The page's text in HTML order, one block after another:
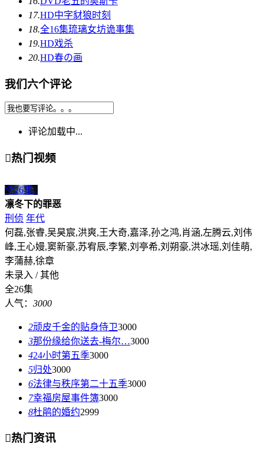
17.HD中字豺狼时刻
18.全16集琉璃女坊诡事集
19.HD戏杀
20.HD春の画
我们六个评论
评论加载中...
热门视频
全26集1
凛冬下的罪恶
刑侦 年代
何磊,张睿,吴昊宸,洪爽,王大奇,嘉泽,孙之鸿,肖涵,左腾云,刘伟
峰,王心嫚,窦新豪,苏宥辰,李繁,刘亭希,刘朔豪,洪冰瑶,刘佳萌,
李蒲赫,徐章
未录入 / 其他
全26集
人气： 3000
2顽皮千金的贴身侍卫3000
3那份缘给你送去-梅尔…3000
424小时第五季3000
5归处3000
6法律与秩序第二十五季3000
7幸福房屋事件簿3000
8杜鹃的婚约2999
热门资讯